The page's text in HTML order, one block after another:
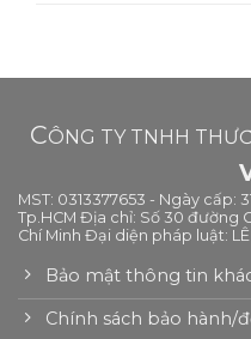
CÔNG TY TNHH
MST: 0313377653 - Ngày cấp:
Tp.HCM Địa chỉ: Số 30 đường
Chí Minh Đại diện pháp luật: LÊ
Bảo mật thông tin
Chính sách bảo hành/